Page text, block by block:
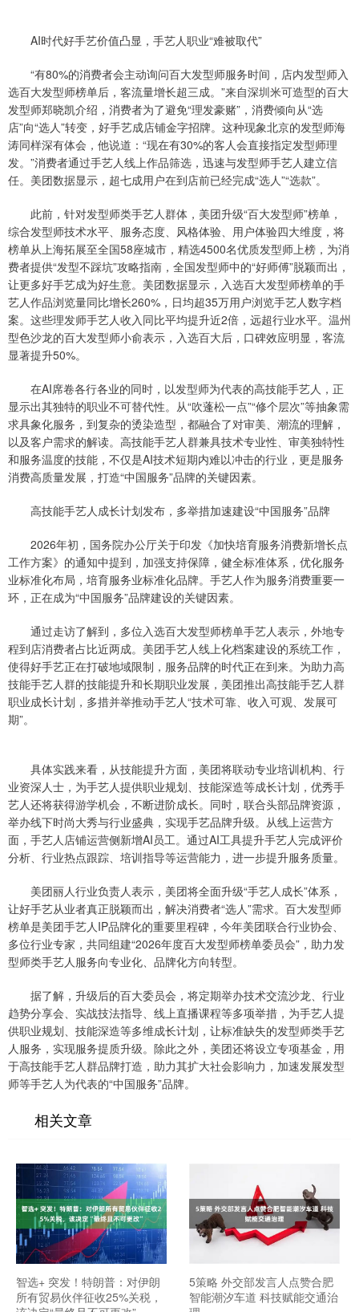
AI时代好手艺价值凸显，手艺人职业“难被取代”
“有80%的消费者会主动询问百大发型师服务时间，店内发型师入
选百大发型师榜单后，客流量增长超三成。”来自深圳米可造型的百大
发型师郑晓凯介绍，消费者为了避免“理发豪赌”，消费倾向从“选
店”向“选人”转变，好手艺成店铺金字招牌。这种现象北京的发型师海
涛同样深有体会，他说道：“现在有30%的客人会直接指定发型师理
发。”消费者通过手艺人线上作品筛选，迅速与发型师手艺人建立信
任。美团数据显示，超七成用户在到店前已经完成“选人”“选款”。
此前，针对发型师类手艺人群体，美团升级“百大发型师”榜单，
综合发型师技术水平、服务态度、风格体验、用户体验四大维度，将
榜单从上海拓展至全国58座城市，精选4500名优质发型师上榜，为消
费者提供“发型不踩坑”攻略指南，全国发型师中的“好师傅”脱颖而出，
让更多好手艺成为好生意。美团数据显示，入选百大发型师榜单的手
艺人作品浏览量同比增长260%，日均超35万用户浏览手艺人数字档
案。这些理发师手艺人收入同比平均提升近2倍，远超行业水平。温州
型色沙龙的百大发型师小俞表示，入选百大后，口碑效应明显，客流
显著提升50%。
在AI席卷各行各业的同时，以发型师为代表的高技能手艺人，正
显示出其独特的职业不可替代性。从“吹蓬松一点”“修个层次”等抽象需
求具象化服务，到复杂的烫染造型，都融合了对审美、潮流的理解，
以及客户需求的解读。高技能手艺人群兼具技术专业性、审美独特性
和服务温度的技能，不仅是AI技术短期内难以冲击的行业，更是服务
消费高质量发展，打造“中国服务”品牌的关键因素。
高技能手艺人成长计划发布，多举措加速建设“中国服务”品牌
2026年初，国务院办公厅关于印发《加快培育服务消费新增长点
工作方案》的通知中提到，加强支持保障，健全标准体系，优化服务
业标准化布局，培育服务业标准化品牌。手艺人作为服务消费重要一
环，正在成为“中国服务”品牌建设的关键因素。
通过走访了解到，多位入选百大发型师榜单手艺人表示，外地专
程到店消费者占比近两成。美团手艺人线上化档案建设的系统工作，
使得好手艺正在打破地域限制，服务品牌的时代正在到来。为助力高
技能手艺人群的技能提升和长期职业发展，美团推出高技能手艺人群
职业成长计划，多措并举推动手艺人“技术可靠、收入可观、发展可
期”。
具体实践来看，从技能提升方面，美团将联动专业培训机构、行
业资深人士，为手艺人提供职业规划、技能深造等成长计划，优秀手
艺人还将获得游学机会，不断进阶成长。同时，联合头部品牌资源，
举办线下时尚大秀与行业盛典，实现手艺品牌升级。从线上运营方
面，手艺人店铺运营侧新增AI员工。通过AI工具提升手艺人完成评价
分析、行业热点跟踪、培训指导等运营能力，进一步提升服务质量。
美团丽人行业负责人表示，美团将全面升级“手艺人成长”体系，
让好手艺从业者真正脱颖而出，解决消费者“选人”需求。百大发型师
榜单是美团手艺人IP品牌化的重要里程碑，今年美团联合行业协会、
多位行业专家，共同组建“2026年度百大发型师榜单委员会”，助力发
型师类手艺人服务向专业化、品牌化方向转型。
据了解，升级后的百大委员会，将定期举办技术交流沙龙、行业
趋势分享会、实战技法指导、线上直播课程等多项举措，为手艺人提
供职业规划、技能深造等多维成长计划，让标准缺失的发型师类手艺
人服务，实现服务提质升级。除此之外，美团还将设立专项基金，用
于高技能手艺人群品牌打造，助力其扩大社会影响力，加速发展发型
师等手艺人为代表的“中国服务”品牌。
相关文章
智选+ 突发！特朗普：对伊朗
所有贸易伙伴征收25%关税，
5策略 外交部发言人点赞合肥
智能潮汐车道 科技赋能交通治